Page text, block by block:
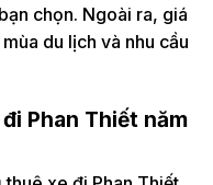
chọn. Ngoài ra, giá
du lịch và nhu cầu
Phan Thiết năm